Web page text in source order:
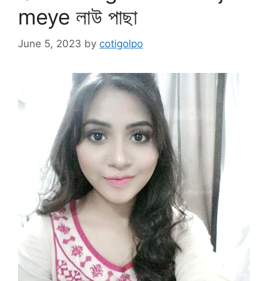
meye লাউ পাছা
June 5, 2023 by cotigolpo